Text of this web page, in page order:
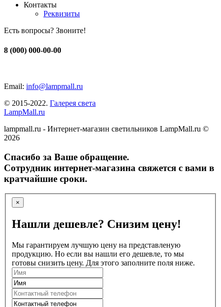
Контакты
Реквизиты
Есть вопросы? Звоните!
8 (000) 000-00-00
Email: info@lampmall.ru
© 2015-2022. Галерея света
LampMall.ru
lampmall.ru - Интернет-магазин светильников LampMall.ru ©
2026
Спасибо за Ваше обращение.
Сотрудник интернет-магазина свяжется с вами в
кратчайшие сроки.
×
Нашли дешевле? Снизим цену!
Мы гарантируем лучшую цену на представленую
продукцию. Но если вы нашли его дешевле, то мы
готовы снизить цену. Для этого заполните поля ниже.